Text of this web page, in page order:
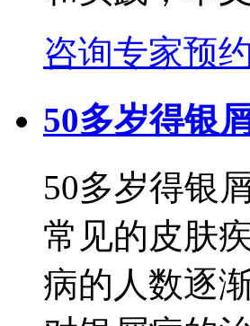
咨询专家预
50多岁得银
50多岁得银
常见的皮肤
病的人数逐